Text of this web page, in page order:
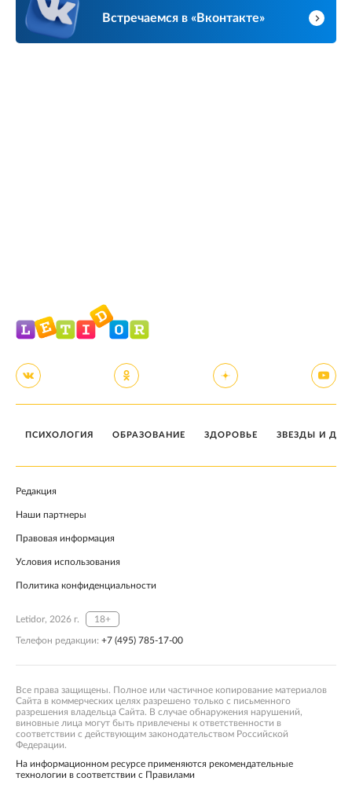
Встречаемся в «Вконтакте»
ПСИХОЛОГИЯ ОБРАЗОВАНИЕ ЗДОРОВЬЕ ЗВЕЗДЫ И
Редакция
Наши партнеры
Правовая информация
Условия использования
Политика конфиденциальности
Letidor, 2026 г. 18+
Телефон редакции: +7 (495) 785-17-00
Все права защищены. Полное или частичное копирование материалов
Сайта в коммерческих целях разрешено только с письменного
разрешения владельца Сайта. В случае обнаружения нарушений,
виновные лица могут быть привлечены к ответственности в
соответствии с действующим законодательством Российской
Федерации.
На информационном ресурсе применяются рекомендательные
технологии в соответствии с Правилами